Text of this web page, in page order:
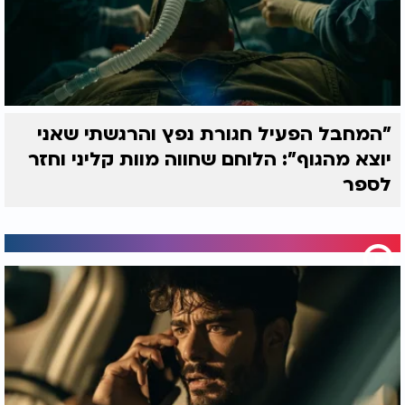
רווחה עצומה שאי אפשר לתאר במילים. הוא הרגיש
כיצד כל המועקה והכובד הפיזי יוצאים מגופו, והנשימה
החלה לחזור אליו כסדרה.
לאחר שהבריא כנגד כל הסיכויים הרפואיים, החליט ציון
קיבל על עצמו בלי נדר לקרוא את מזמור לתודה בכל
יום וללמד את הרבים שאין עוד מלבדו כפשוטו. המסר
בעל הבית אחד לעולם, אשר מנהל את הכל בהשגחה
הטהורה יכולה לקרוע את כל הגזירות ולפתוח שערי
שמים.
צפו בראיון המלא.
"המחבל הפעיל חגורת נפץ והרגשתי שאני
יוצא מהגוף": הלוחם שחווה מוות קליני וחזר
לספר